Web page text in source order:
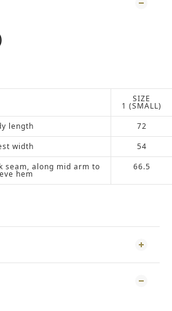
SIZE
1 (SMALL)
length
72
width
54
seam, along mid arm to
hem
66.5